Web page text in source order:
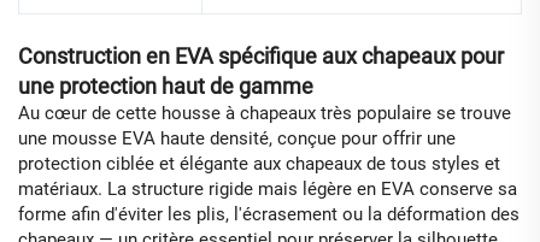
Construction en EVA spécifique aux chapeaux pour
une protection haut de gamme
Au cœur de cette housse à chapeaux très populaire se trouve
une mousse EVA haute densité, conçue pour offrir une
protection ciblée et élégante aux chapeaux de tous styles et
matériaux. La structure rigide mais légère en EVA conserve sa
forme afin d'éviter les plis, l'écrasement ou la déformation des